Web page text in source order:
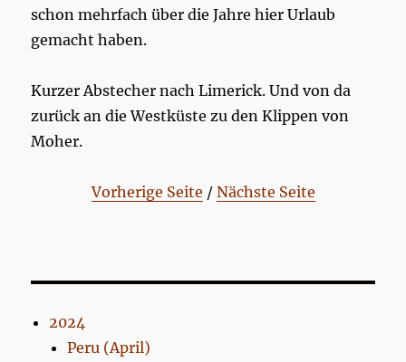
schon mehrfach über die Jahre hier Urlaub
gemacht haben.
Kurzer Abstecher nach Limerick. Und von da
zurück an die Westküste zu den Klippen von
Moher.
Vorherige Seite / Nächste Seite
2024
Peru (April)